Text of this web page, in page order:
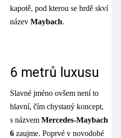
kapotě, pod kterou se hrdě skví
název Maybach.
6 metrů luxusu
Slavné jméno ovšem není to
hlavní, čím chystaný koncept,
s názvem Mercedes-Maybach
6 zaujme. Poprvé v novodobé